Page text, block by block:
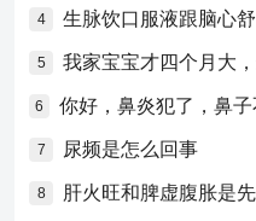
4 生脉饮口服液跟脑心
5 我家宝宝才四个月大
6
7 尿频是怎么回事
8 肝火旺和脾虚腹胀是